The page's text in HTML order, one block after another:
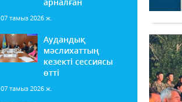
07 тамыз 2026 ж.
Аудандық
мәслихаттың
кезекті сессиясы
өтті
07 тамыз 2026 ж.